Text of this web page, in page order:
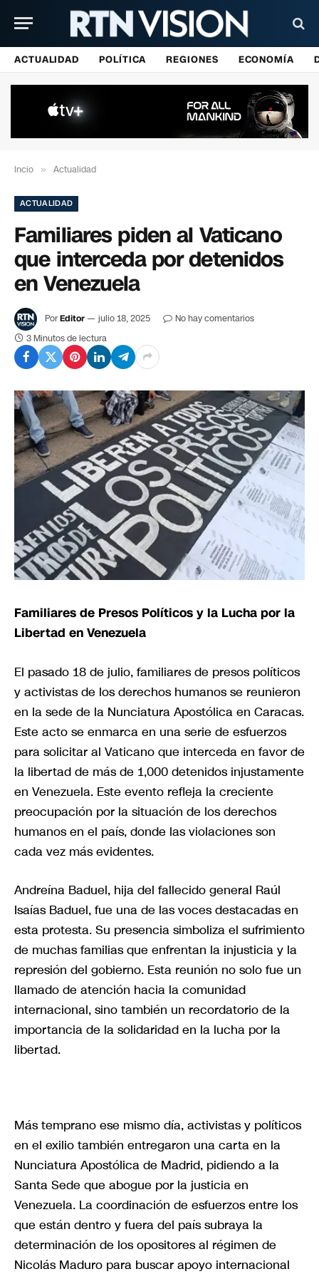
ACTUALIDAD POLÍTICA REGIONES ECONOMÍA
Incio » Actualidad
ACTUALIDAD
Familiares piden al Vaticano
que interceda por detenidos
en Venezuela
PorEditor julio 18, 2025
No hay comentarios
3 Minutos de lectura
Familiares de Presos Políticos y la Lucha por la
Libertad en Venezuela
El pasado 18 de julio, familiares de presos políticos
y activistas de los derechos humanos se reunieron
en la sede de la Nunciatura Apostólica en Caracas.
Este acto se enmarca en una serie de esfuerzos
para solicitar al Vaticano que interceda en favor de
la libertad de más de 1,000 detenidos injustamente
en Venezuela. Este evento refleja la creciente
preocupación por la situación de los derechos
humanos en el país, donde las violaciones son
cada vez más evidentes.
Andreína Baduel, hija del fallecido general Raúl
Isaías Baduel, fue una de las voces destacadas en
esta protesta. Su presencia simboliza el sufrimiento
de muchas familias que enfrentan la injusticia y la
represión del gobierno. Esta reunión no solo fue un
llamado de atención hacia la comunidad
internacional, sino también un recordatorio de la
importancia de la solidaridad en la lucha por la
libertad.
Más temprano ese mismo día, activistas y políticos
en el exilio también entregaron una carta en la
Nunciatura Apostólica de Madrid, pidiendo a la
Santa Sede que abogue por la justicia en
Venezuela. La coordinación de esfuerzos entre los
que están dentro y fuera del país subraya la
determinación de los opositores al régimen de
Nicolás Maduro para buscar apoyo internacional